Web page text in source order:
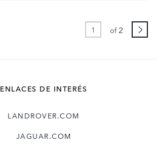
of 2
ENLACES DE INTERÉS
LANDROVER.COM
JAGUAR.COM